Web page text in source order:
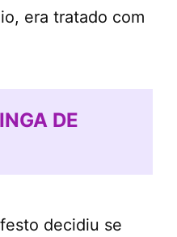
era tratado com
DE
decidiu se